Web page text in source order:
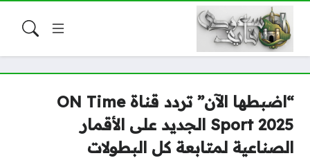
“اضبطها الآن” تردد قناة ON Time
Sport 2025 الجديد على الأقمار
الصناعية لمتابعة كل البطولات